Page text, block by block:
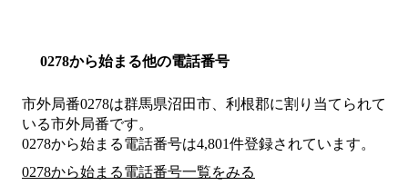
0278から始まる他の電話番号
市外局番0278は群馬県沼田市、利根郡に割り当てられて
いる市外局番です。
0278から始まる電話番号は4,801件登録されています。
0278から始まる電話番号一覧をみる